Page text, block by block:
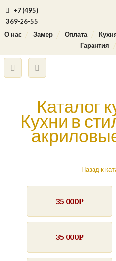
+7 (495)
369-26-55
О нас
Замер Оплата
Гарантия
Каталог
Кухни в
Назад к
35 000Р
35 000Р